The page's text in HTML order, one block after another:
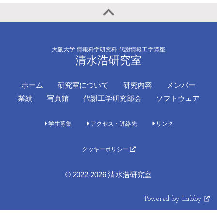
大阪大学 情報科学研究科 代謝情報工学講座
清水浩研究室
ホーム 研究室について 研究内容
メンバー
業績
写真館 代謝工学研究部会 ソフトウェア
学生募集 アクセス・連絡先 リンク
クッキーポリシー
© 2022-2026 清水浩研究室
Powered by Labby